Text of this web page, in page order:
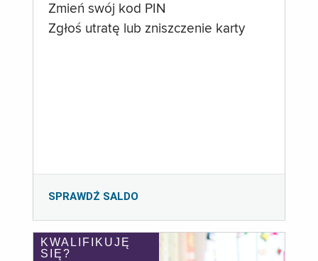
Zmień swój kod PIN
Zgłoś utratę lub zniszczenie karty
SPRAWDŹ SALDO
KWALIFIKUJĘ
SIĘ?